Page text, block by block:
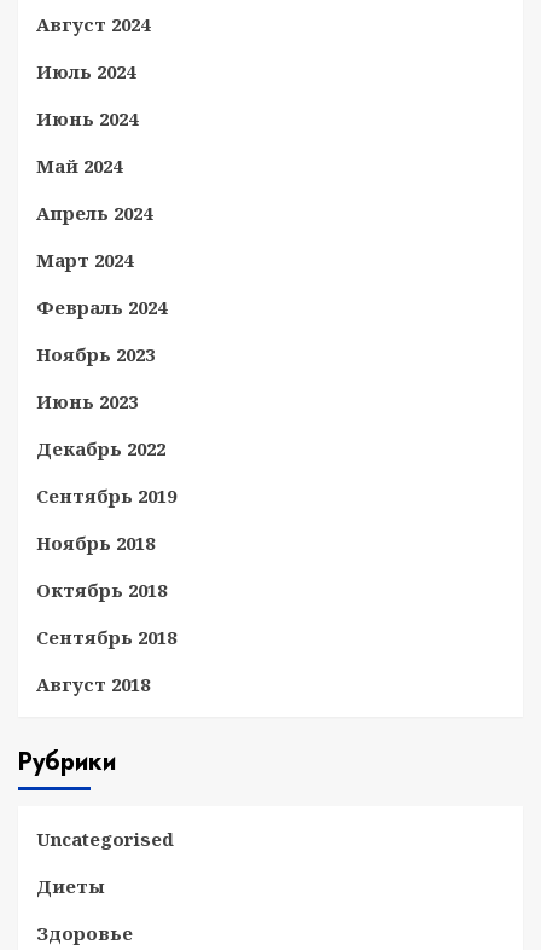
Август 2024
Июль 2024
Июнь 2024
Май 2024
Апрель 2024
Март 2024
Февраль 2024
Ноябрь 2023
Июнь 2023
Декабрь 2022
Сентябрь 2019
Ноябрь 2018
Октябрь 2018
Сентябрь 2018
Август 2018
Рубрики
Uncategorised
Диеты
Здоровье